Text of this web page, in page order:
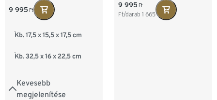
9 995 Ft
Kevesebb
megjelenítése
Kb. 17,5 x 15,5 x 17,5 cm
Kb. 32,5 x 16 x 22,5 cm
9 995 Ft
Ft/darab 1 665